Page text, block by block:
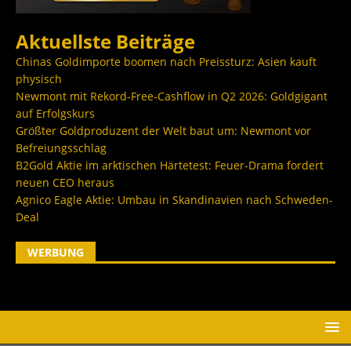
Aktuellste Beiträge
Chinas Goldimporte boomen nach Preissturz: Asien kauft
physisch
Newmont mit Rekord-Free-Cashflow in Q2 2026: Goldgigant
auf Erfolgskurs
Größter Goldproduzent der Welt baut um: Newmont vor
Befreiungsschlag
B2Gold Aktie im arktischen Härtetest: Feuer-Drama fordert
neuen CEO heraus
Agnico Eagle Aktie: Umbau in Skandinavien nach Schweden-
Deal
WERBUNG